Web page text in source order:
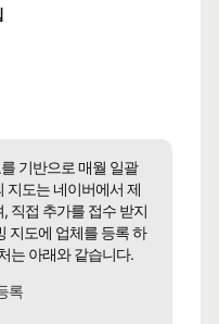
기반으로 매월 일괄
지도는 네이버에서 제
직접 추가를 접수 받지
지도에 업체를 등록 하
는 아래와 같습니다.
록